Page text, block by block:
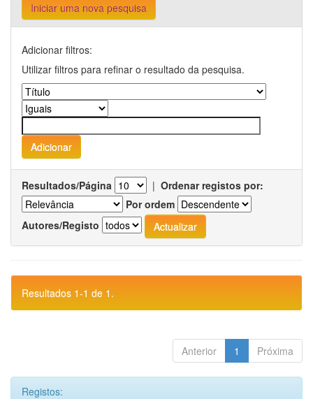
Iniciar uma nova pesquisa
Adicionar filtros:
Utilizar filtros para refinar o resultado da pesquisa.
Resultados/Página | Ordenar registos por:
Por ordem
Autores/Registo
Resultados 1-1 de 1.
Anterior 1 Próxima
Registos: